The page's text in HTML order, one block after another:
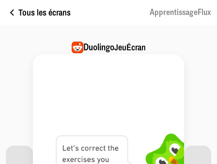
Tous les écrans ApprentissageFlux
DuolingoJeuÉcran